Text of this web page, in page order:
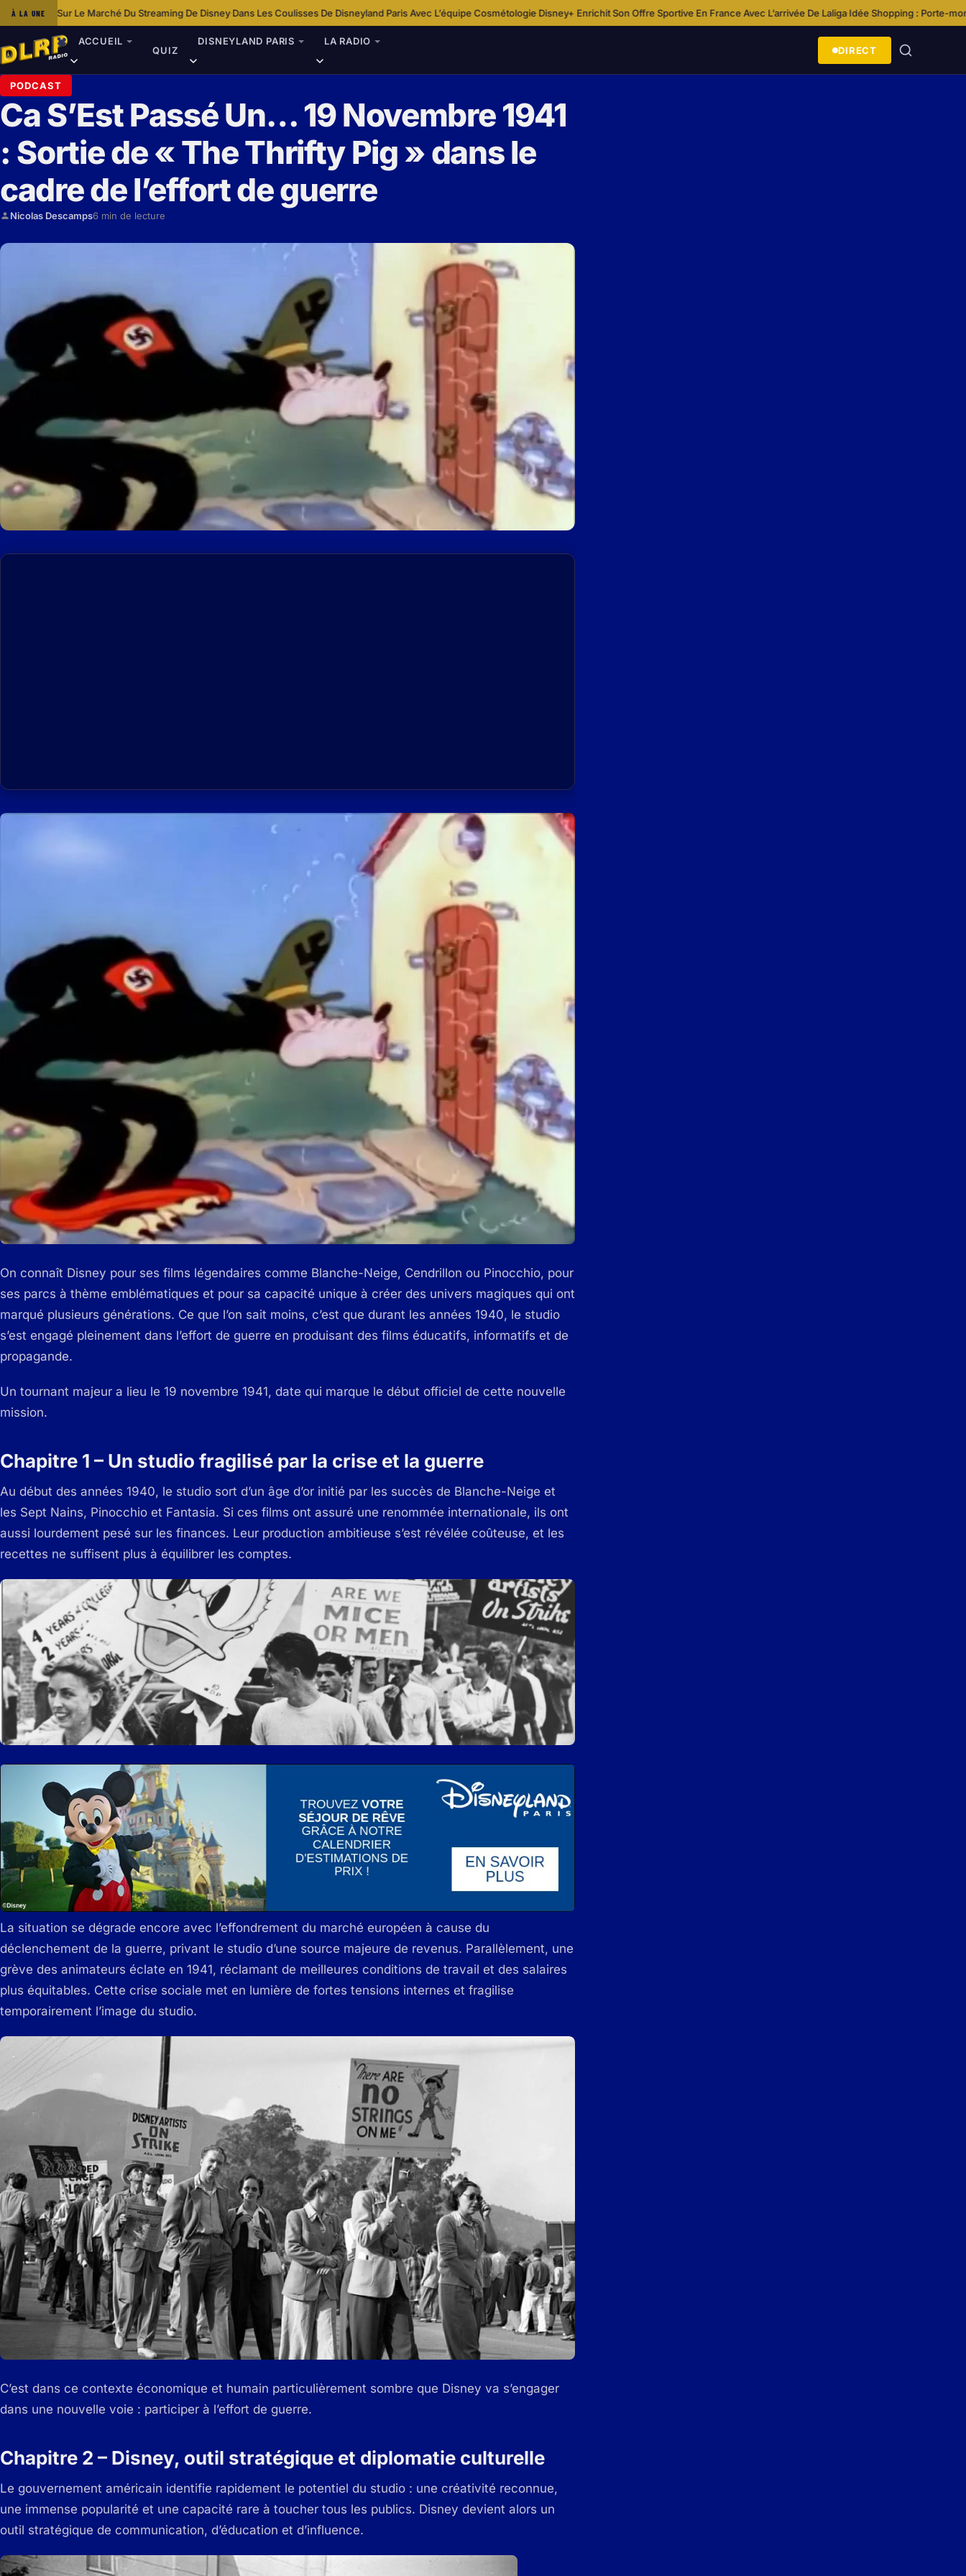
À LA UNE
Streaming De Disney·Dans Les Coulisses De Disneyland Paris Avec L’équipe Cosmétologie·Disney+ Enrichit Son Offre Sportive En France Avec L’arrivée De Laliga·Idée Shopping : Porte-monnaie Funko Loungefly
ACCUEIL
QUIZ
DISNEYLAND PARIS LA RADIO
DIRECT
PODCAST
Ca S’Est Passé Un… 19 Novembre 1941
: Sortie de « The Thrifty Pig » dans le
cadre de l’effort de guerre
Nicolas Descamps6 min de lecture
On connaît Disney pour ses films légendaires comme Blanche-Neige, Cendrillon ou Pinocchio, pour
ses parcs à thème emblématiques et pour sa capacité unique à créer des univers magiques qui ont
marqué plusieurs générations. Ce que l’on sait moins, c’est que durant les années 1940, le studio
s’est engagé pleinement dans l’effort de guerre en produisant des films éducatifs, informatifs et de
propagande.
Un tournant majeur a lieu le 19 novembre 1941, date qui marque le début officiel de cette nouvelle
mission.
Chapitre 1 – Un studio fragilisé par la crise et la guerre
Au début des années 1940, le studio sort d’un âge d’or initié par les succès de Blanche-Neige et
les Sept Nains, Pinocchio et Fantasia. Si ces films ont assuré une renommée internationale, ils ont
aussi lourdement pesé sur les finances. Leur production ambitieuse s’est révélée coûteuse, et les
recettes ne suffisent plus à équilibrer les comptes.
La situation se dégrade encore avec l’effondrement du marché européen à cause du
déclenchement de la guerre, privant le studio d’une source majeure de revenus. Parallèlement, une
grève des animateurs éclate en 1941, réclamant de meilleures conditions de travail et des salaires
plus équitables. Cette crise sociale met en lumière de fortes tensions internes et fragilise
temporairement l’image du studio.
C’est dans ce contexte économique et humain particulièrement sombre que Disney va s’engager
dans une nouvelle voie : participer à l’effort de guerre.
Chapitre 2 – Disney, outil stratégique et diplomatie culturelle
Le gouvernement américain identifie rapidement le potentiel du studio : une créativité reconnue,
une immense popularité et une capacité rare à toucher tous les publics. Disney devient alors un
outil stratégique de communication, d’éducation et d’influence.